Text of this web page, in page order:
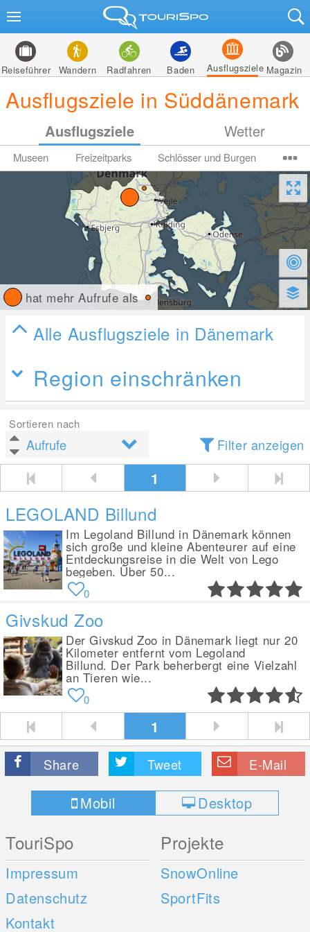
Reiseführer Wandern Radfahren Baden Ausflugsziele Magazin
Ausflugsziele in Süddänemark
Ausflugsziele Wetter
Museen Freizeitparks Schlösser und Burgen
hat mehr Aufrufe als
Alle Ausflugsziele in Dänemark
Region einschränken
Sortieren nach
Filter anzeigen
1
LEGOLAND Billund
Im Legoland Billund in Dänemark können
sich große und kleine Abenteurer auf eine
Entdeckungsreise in die Welt von Lego
begeben. Über 50...
0
Givskud Zoo
Der Givskud Zoo in Dänemark liegt nur 20
Kilometer entfernt vom Legoland
Billund. Der Park beherbergt eine Vielzahl
an Tieren wie...
0
1
Share Tweet E-Mail
Mobil Desktop
TouriSpo
Impressum
Datenschutz
Kontakt
Projekte
SnowOnline
SportFits